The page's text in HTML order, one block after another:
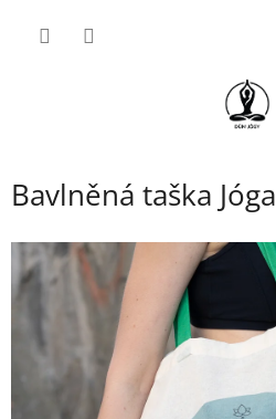
Bavlněná taška Jóga